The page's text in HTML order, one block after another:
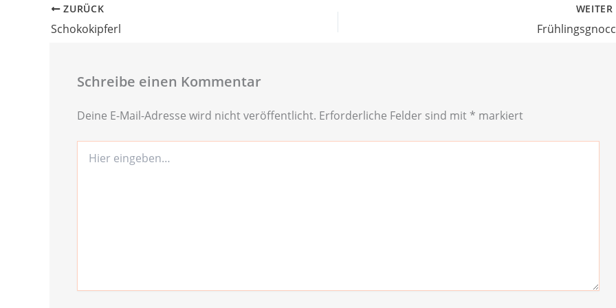
ZURÜCK
Schokokipferl
WEITER
Schreibe einen Kommentar
Deine E-Mail-Adresse wird nicht veröffentlicht. Erforderliche Felder sind mit * markiert
eingeben…